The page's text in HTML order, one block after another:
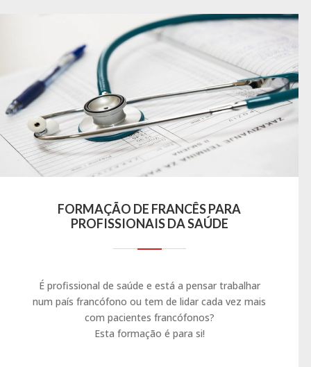
FORMAÇÃO DE FRANCÊS PARA
PROFISSIONAIS DA SAÚDE
É profissional de saúde e está a pensar trabalhar
num país francófono ou tem de lidar cada vez mais
com pacientes francófonos?
Esta formação é para si!